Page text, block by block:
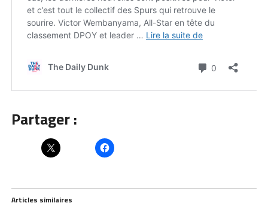
Partager :
Articles similaires